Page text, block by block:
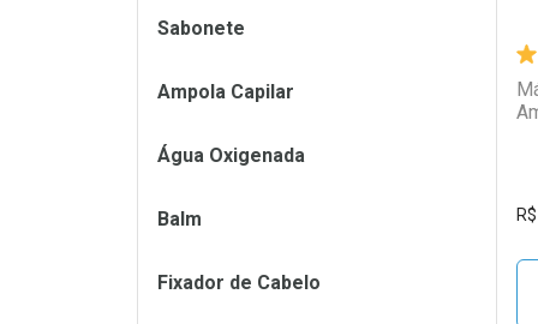
R$
Sabonete
Ampola Capilar
Água Oxigenada
Balm
Fixador de Cabelo